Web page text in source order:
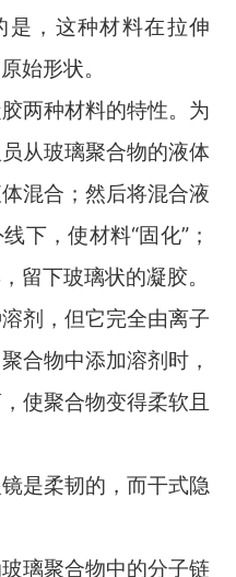
，这种材料在拉伸
始形状。
两种材料的特性。为
从玻璃聚合物的液体
混合；然后将混合液
下，使材料“固化”；
留下玻璃状的凝胶。
剂，但它完全由离子
合物中添加溶剂时，
使聚合物变得柔软且
是柔韧的，而干式隐
璃聚合物中的分子链